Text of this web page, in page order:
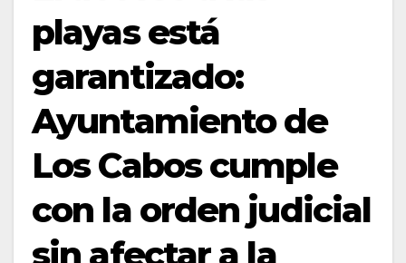
playas está
garantizado:
Ayuntamiento de
Los Cabos cumple
con la orden judicial
sin afectar a la